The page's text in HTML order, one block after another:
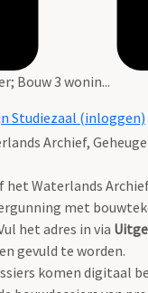
Bouw 3 wonin...
Studiezaal (inloggen)
Archief,
het Waterlands
met
het adres in via
gevuld te worden.
komen digitaal